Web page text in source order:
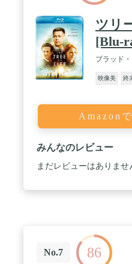
ツリ
[Blu-
ブラッド
映像美 終
Amazon
みんなのレビュー
まだレビューはありませ
No.7 86